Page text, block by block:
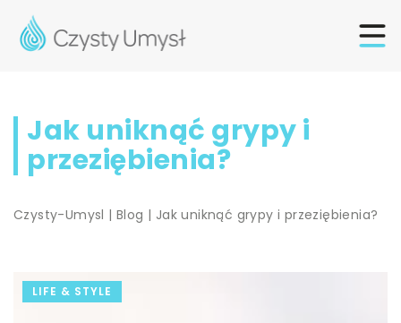
Jak uniknąć grypy i
przeziębienia?
Czysty-Umysl |Blog | Jak uniknąć grypy i przeziębienia?
LIFE & STYLE